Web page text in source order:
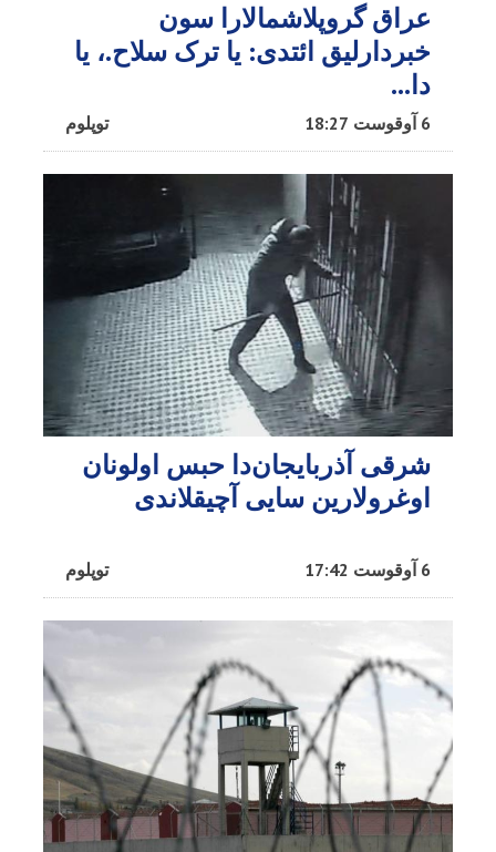
عراق گروپلاشمالارا سون
خبردارلیق ائتدی: یا ترک سلاح.، یا
دا…
توپلوم 6 آوقوست 18:27
شرقی آذربایجان‌دا حبس اولونان
اوغرولارین سایی آچیقلاندی
توپلوم 6 آوقوست 17:42